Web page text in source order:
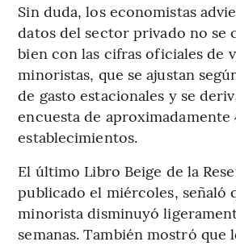
Sin duda, los economistas
datos del sector privado no se
bien con las cifras oficiales de
minoristas, que se ajustan
de gasto estacionales y se
encuesta de aproximadamente
establecimientos.
El último Libro Beige de la
publicado el miércoles, señaló
minorista disminuyó
semanas. También mostró que